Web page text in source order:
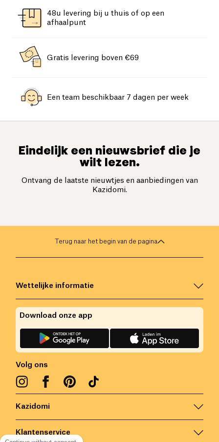
48u levering bij u thuis of op een
afhaalpunt
Gratis levering boven €69
Een team beschikbaar 7 dagen per week
Eindelijk een nieuwsbrief die je
wilt lezen.
Ontvang de laatste nieuwtjes en aanbiedingen van
Kazidomi.
Terug naar het begin van de pagina
Kazidomi
Klantenservice
Wettelijke informatie
Volg ons
Download onze app